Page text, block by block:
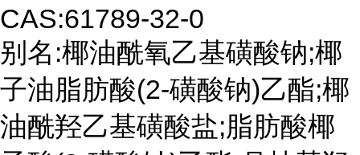
CAS:61789-32-0
别名:椰油酰氧乙基磺酸钠;椰
子油脂肪酸(2-磺酸钠)乙酯;椰
油酰羟乙基磺酸盐;脂肪酸椰